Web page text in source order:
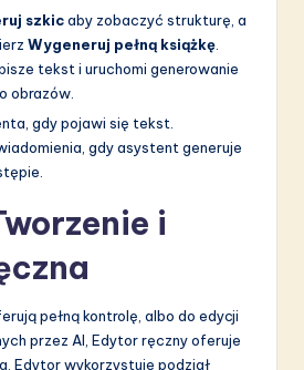
szkicaby zobaczyć strukturę, a
Wygeneruj pełną książkę
tekst i uruchomi generowanie
obrazów.
gdy pojawi się tekst.
gdy asystent generuje
i
pełną kontrolę, albo do edycji
przez AI, Edytor ręczny oferuje
Edytor wykorzystuje podział